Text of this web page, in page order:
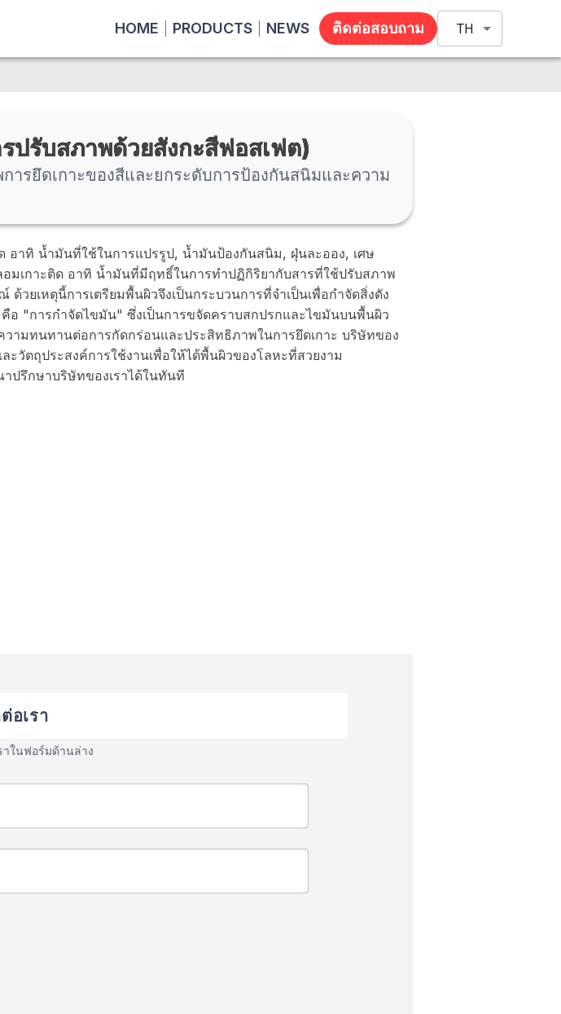
HOME PRODUCTS NEWS ติดต่อสอบถาม TH
ปรับสภาพด้วยสังกะสีฟอสเฟต)
ารยึดเกาะของสีและยกระดับการป้องกันสนิมและความ
าทิ น้ำมันที่ใช้ในการแปรรูป, น้ำมันป้องกันสนิม, ฝุ่นละออง, เศษ
เกาะติด อาทิ น้ำมันที่มีฤทธิ์ในการทำปฏิกิริยากับสารที่ใช้ปรับสภาพ
ยเหตุนี้การเตรียมพื้นผิวจึงเป็นกระบวนการที่จำเป็นเพื่อกำจัดสิ่งดัง
อ "การกำจัดไขมัน" ซึ่งเป็นการขจัดคราบสกปรกและไขมันบนพื้นผิว
ามทนทานต่อการกัดกร่อนและประสิทธิภาพในการยึดเกาะ บริษัทของ
ะวัตถุประสงค์การใช้งานเพื่อให้ได้พื้นผิวของโลหะที่สวยงาม
ปรึกษาบริษัทของเราได้ในทันที
อเรา
ในฟอร์มด้านล่าง